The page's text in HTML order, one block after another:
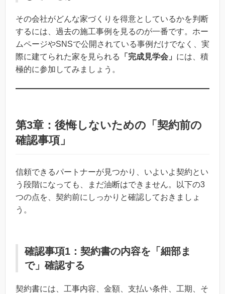
その会社がどんな家づくりを得意としているかを判断
するには、過去の施工事例を見るのが一番です。ホー
ムページやSNSで公開されている事例だけでなく、実
際に建てられた家を見られる
「完成見学会」 には、積
極的に参加してみましょう。
第3章：後悔しないための「契約前の
確認事項」
信頼できるパートナーが見つかり、いよいよ契約とい
う段階になっても、まだ油断はできません。以下の3
つの点を、契約前にしっかりと確認しておきましょ
う。
確認事項1：契約書の内容を「細部ま
で」確認する
契約書には、工事内容、金額、支払い条件、工期、そ